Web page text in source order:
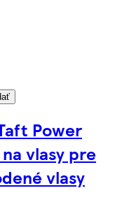
Power
vlasy pre
vlasy